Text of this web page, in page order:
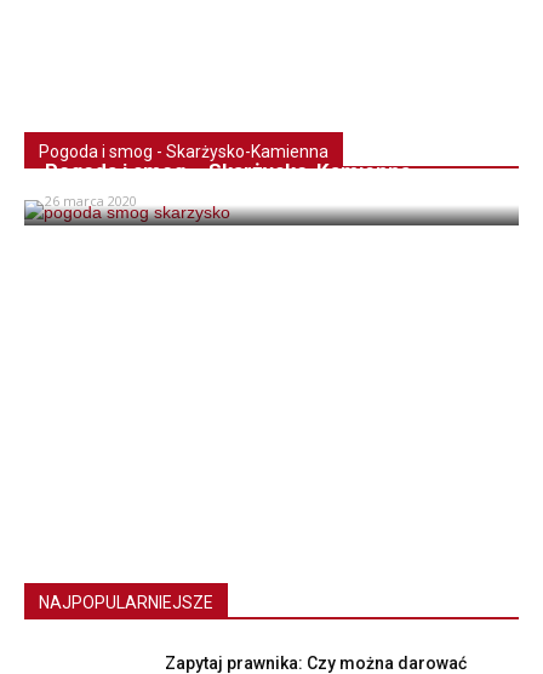
Pogoda i smog - Skarżysko-Kamienna
Pogoda i smog – Skarżysko-Kamienna
26 marca 2020
NAJPOPULARNIEJSZE
Zapytaj prawnika: Czy można darować